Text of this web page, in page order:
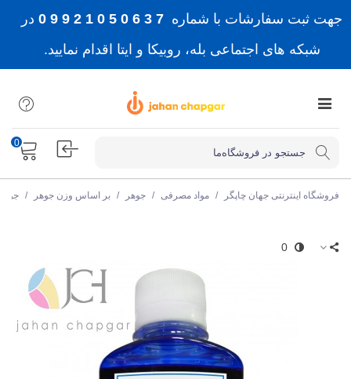
جهت ثبت سفارشات با شماره 7 3 6 0 5 0 1 2 9 9 0
در
شبکه های اجتماعی بله، روبیکا و ایتا اقدام نمایید.
0
فروشگاه اینترنتی جهان چاپگر / مواد مصرفی / جوهر / بر اساس وزن جوهر / جوهر 100 میلی
0